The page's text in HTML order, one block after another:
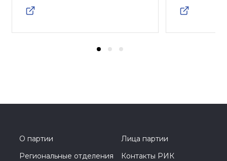
О партии
Лица партии
Региональные отделения
Контакты РИК